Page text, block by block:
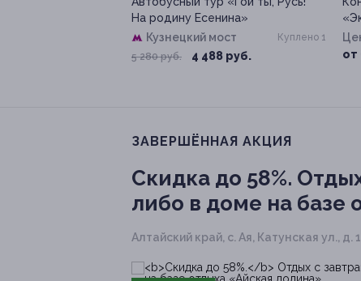
На родину Есенина»
Кузнецкий мост
5 280 руб. 4 488 руб.
Куплено 1
от
ЗАВЕРШЁННАЯ АКЦИЯ
Скидка до 58%.
либо в доме на базе
Алтайский край, с. Ая, Катунская ул., д.